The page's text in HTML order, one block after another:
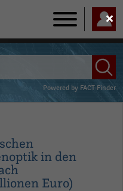
Main
navigation
Powered by FACT-Finder
in den
Euro)